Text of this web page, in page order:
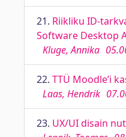
21. Riikliku ID-
Software Desktop
Kluge, Annika
22. TTÜ Moodle’i
Laas, Hendrik
23. UX/UI disain